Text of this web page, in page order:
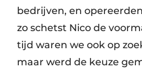
bedrijven, en
zo schetst Nico de
tijd waren we ook op
maar werd de keuze